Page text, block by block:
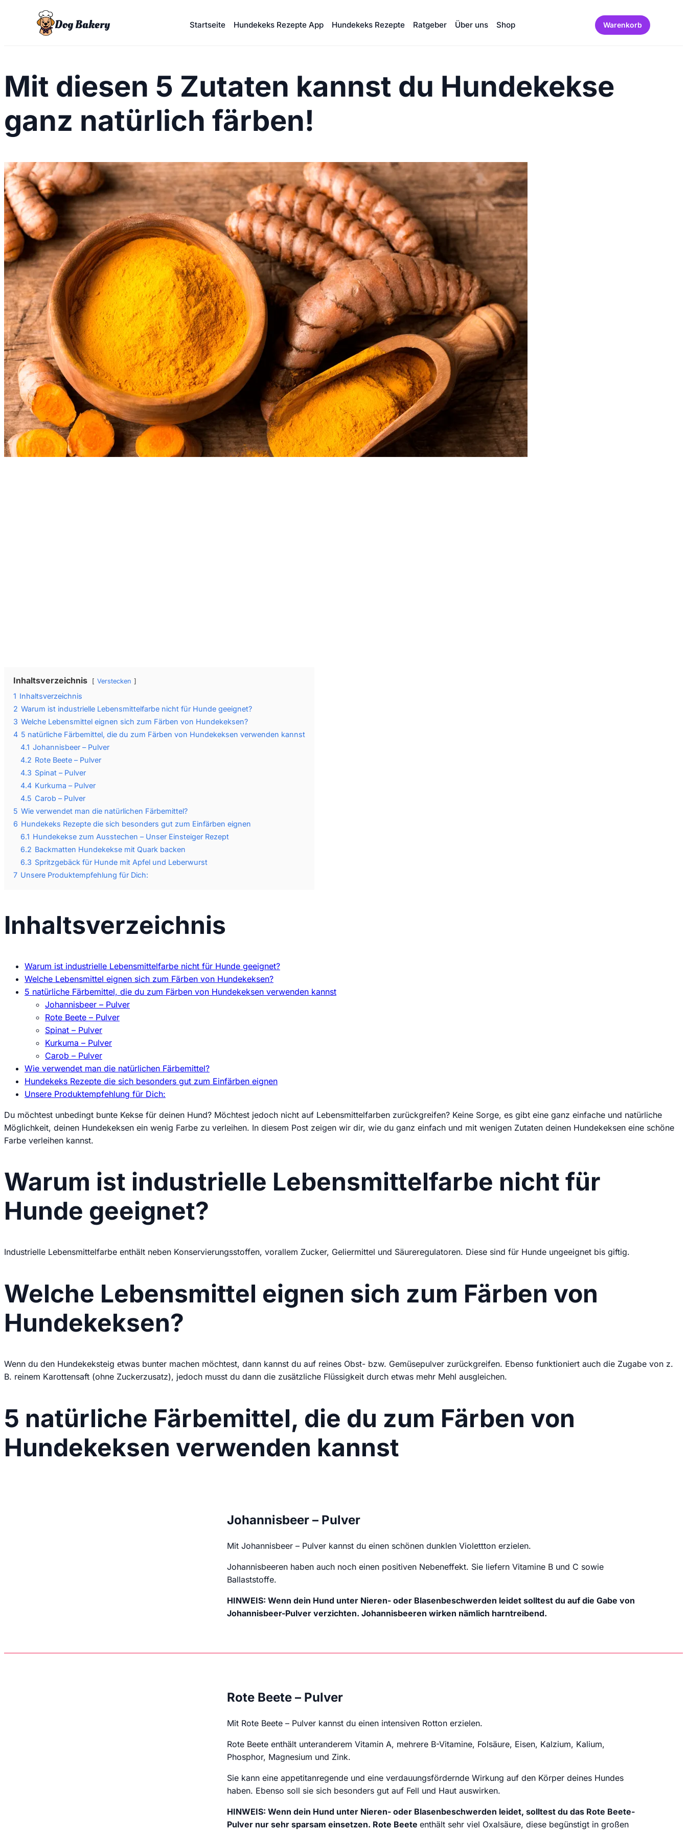
Dog Bakery Startseite Hundekeks Rezepte App Hundekeks Rezepte Ratgeber Über uns Shop Warenkorb
Mit diesen 5 Zutaten kannst du Hundekekse
ganz natürlich färben!
Inhaltsverzeichnis Verstecken
1 Inhaltsverzeichnis
2 Warum ist industrielle Lebensmittelfarbe nicht für Hunde geeignet?
3 Welche Lebensmittel eignen sich zum Färben von Hundekeksen?
4 5 natürliche Färbemittel, die du zum Färben von Hundekeksen verwenden kannst
4.1 Johannisbeer – Pulver
4.2 Rote Beete – Pulver
4.3 Spinat – Pulver
4.4 Kurkuma – Pulver
4.5 Carob – Pulver
5 Wie verwendet man die natürlichen Färbemittel?
6 Hundekeks Rezepte die sich besonders gut zum Einfärben eignen
6.1 Hundekekse zum Ausstechen – Unser Einsteiger Rezept
6.2 Backmatten Hundekekse mit Quark backen
6.3 Spritzgebäck für Hunde mit Apfel und Leberwurst
7 Unsere Produktempfehlung für Dich:
Inhaltsverzeichnis
Warum ist industrielle Lebensmittelfarbe nicht für Hunde geeignet?
Welche Lebensmittel eignen sich zum Färben von Hundekeksen?
5 natürliche Färbemittel, die du zum Färben von Hundekeksen verwenden kannst
Johannisbeer – Pulver
Rote Beete – Pulver
Spinat – Pulver
Kurkuma – Pulver
Carob – Pulver
Wie verwendet man die natürlichen Färbemittel?
Hundekeks Rezepte die sich besonders gut zum Einfärben eignen
Unsere Produktempfehlung für Dich:
Du möchtest unbedingt bunte Kekse für deinen Hund? Möchtest jedoch nicht auf Lebensmittelfarben zurückgreifen? Keine Sorge, es gibt eine ganz einfache und natürliche
Möglichkeit, deinen Hundekeksen ein wenig Farbe zu verleihen. In diesem Post zeigen wir dir, wie du ganz einfach und mit wenigen Zutaten deinen Hundekeksen eine schöne
Farbe verleihen kannst.
Warum ist industrielle Lebensmittelfarbe nicht für
Hunde geeignet?
Industrielle Lebensmittelfarbe enthält neben Konservierungsstoffen, vorallem Zucker, Geliermittel und Säureregulatoren. Diese sind für Hunde ungeeignet bis giftig.
Welche Lebensmittel eignen sich zum Färben von
Hundekeksen?
Wenn du den Hundekeksteig etwas bunter machen möchtest, dann kannst du auf reines Obst- bzw. Gemüsepulver zurückgreifen. Ebenso funktioniert auch die Zugabe von z.
B. reinem Karottensaft (ohne Zuckerzusatz), jedoch musst du dann die zusätzliche Flüssigkeit durch etwas mehr Mehl ausgleichen.
5 natürliche Färbemittel, die du zum Färben von
Hundekeksen verwenden kannst
Johannisbeer – Pulver
Mit Johannisbeer – Pulver kannst du einen schönen dunklen Violettton erzielen.
Johannisbeeren haben auch noch einen positiven Nebeneffekt. Sie liefern Vitamine B und C sowie
Ballaststoffe.
HINWEIS: Wenn dein Hund unter Nieren- oder Blasenbeschwerden leidet solltest du auf die Gabe von
Johannisbeer-Pulver verzichten. Johannisbeeren wirken nämlich harntreibend.
Rote Beete – Pulver
Mit Rote Beete – Pulver kannst du einen intensiven Rotton erzielen.
Rote Beete enthält unteranderem Vitamin A, mehrere B-Vitamine, Folsäure, Eisen, Kalzium, Kalium,
Phosphor, Magnesium und Zink.
Sie kann eine appetitanregende und eine verdauungsfördernde Wirkung auf den Körper deines Hundes
haben. Ebenso soll sie sich besonders gut auf Fell und Haut auswirken.
HINWEIS: Wenn dein Hund unter Nieren- oder Blasenbeschwerden leidet, solltest du das Rote Beete-
Pulver nur sehr sparsam einsetzen. Rote Beeteenthält sehr viel Oxalsäure, diese begünstigt in großen